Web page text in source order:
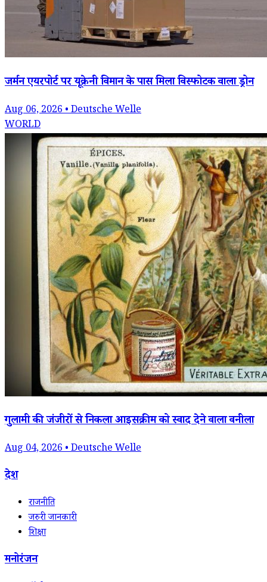
जर्मन एयरपोर्ट पर यूक्रेनी विमान के पास मिला विस्फोटक वाला ड्रोन
Aug 06, 2026 • Deutsche Welle
WORLD
गुलामी की जंजीरों से निकला आइसक्रीम को स्वाद देने वाला वनीला
Aug 04, 2026 • Deutsche Welle
देश
राजनीति
जरुरी जानकारी
शिक्षा
मनोरंजन